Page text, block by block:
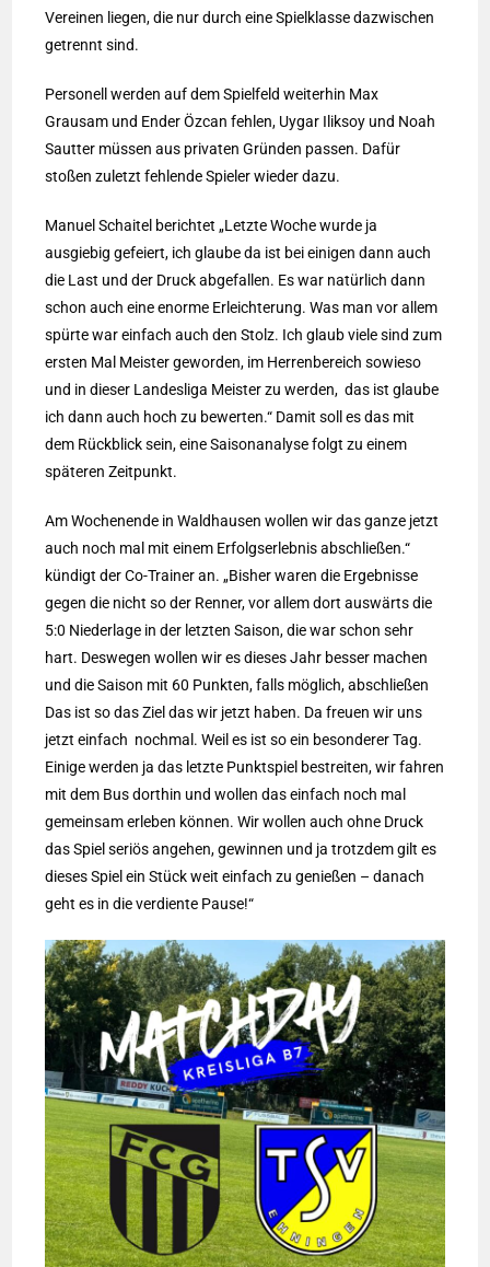
Vereinen liegen, die nur durch eine Spielklasse dazwischen
getrennt sind.
Personell werden auf dem Spielfeld weiterhin Max
Grausam und Ender Özcan fehlen, Uygar Iliksoy und Noah
Sautter müssen aus privaten Gründen passen. Dafür
stoßen zuletzt fehlende Spieler wieder dazu.
Manuel Schaitel berichtet „Letzte Woche wurde ja
ausgiebig gefeiert, ich glaube da ist bei einigen dann auch
die Last und der Druck abgefallen. Es war natürlich dann
schon auch eine enorme Erleichterung. Was man vor allem
spürte war einfach auch den Stolz. Ich glaub viele sind zum
ersten Mal Meister geworden, im Herrenbereich sowieso
und in dieser Landesliga Meister zu werden, das ist glaube
ich dann auch hoch zu bewerten.“ Damit soll es das mit
dem Rückblick sein, eine Saisonanalyse folgt zu einem
späteren Zeitpunkt.
Am Wochenende in Waldhausen wollen wir das ganze jetzt
auch noch mal mit einem Erfolgserlebnis abschließen.“
kündigt der Co-Trainer an. „Bisher waren die Ergebnisse
gegen die nicht so der Renner, vor allem dort auswärts die
5:0 Niederlage in der letzten Saison, die war schon sehr
hart. Deswegen wollen wir es dieses Jahr besser machen
und die Saison mit 60 Punkten, falls möglich, abschließen
Das ist so das Ziel das wir jetzt haben. Da freuen wir uns
jetzt einfach nochmal. Weil es ist so ein besonderer Tag.
Einige werden ja das letzte Punktspiel bestreiten, wir fahren
mit dem Bus dorthin und wollen das einfach noch mal
gemeinsam erleben können. Wir wollen auch ohne Druck
das Spiel seriös angehen, gewinnen und ja trotzdem gilt es
dieses Spiel ein Stück weit einfach zu genießen – danach
geht es in die verdiente Pause!“